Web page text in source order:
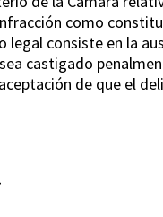
como
legal consiste en la
castigado
de que el